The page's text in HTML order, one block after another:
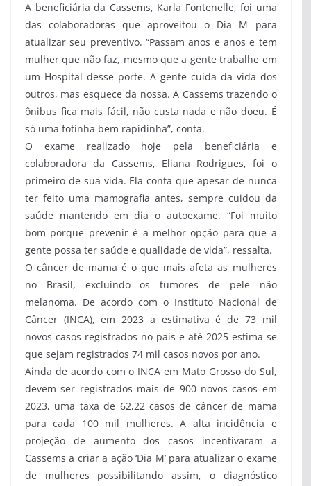
A beneficiária da Cassems, Karla Fontenelle, foi uma
das colaboradoras que aproveitou o Dia M para
atualizar seu preventivo. “Passam anos e anos e tem
mulher que não faz, mesmo que a gente trabalhe em
um Hospital desse porte. A gente cuida da vida dos
outros, mas esquece da nossa. A Cassems trazendo o
ônibus fica mais fácil, não custa nada e não doeu. É
só uma fotinha bem rapidinha”, conta.
O exame realizado hoje pela beneficiária e
colaboradora da Cassems, Eliana Rodrigues, foi o
primeiro de sua vida. Ela conta que apesar de nunca
ter feito uma mamografia antes, sempre cuidou da
saúde mantendo em dia o autoexame. “Foi muito
bom porque prevenir é a melhor opção para que a
gente possa ter saúde e qualidade de vida”, ressalta.
O câncer de mama é o que mais afeta as mulheres
no Brasil, excluindo os tumores de pele não
melanoma. De acordo com o Instituto Nacional de
Câncer (INCA), em 2023 a estimativa é de 73 mil
novos casos registrados no país e até 2025 estima-se
que sejam registrados 74 mil casos novos por ano.
Ainda de acordo com o INCA em Mato Grosso do Sul,
devem ser registrados mais de 900 novos casos em
2023, uma taxa de 62,22 casos de câncer de mama
para cada 100 mil mulheres. A alta incidência e
projeção de aumento dos casos incentivaram a
Cassems a criar a ação ‘Dia M’ para atualizar o exame
de mulheres possibilitando assim, o diagnóstico